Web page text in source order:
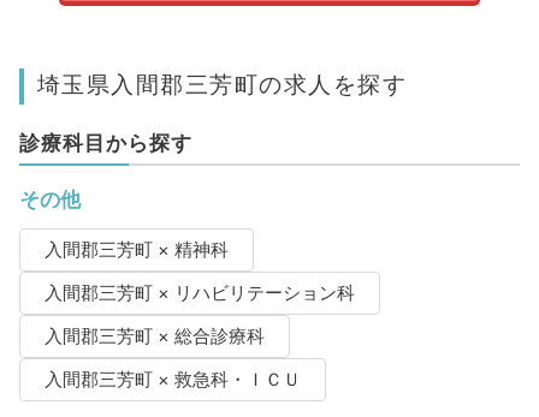
埼玉県入間郡三芳町の求人を探す
診療科目から探す
その他
入間郡三芳町 × 精神科
入間郡三芳町 × リハビリテーション科
入間郡三芳町 × 総合診療科
入間郡三芳町 × 救急科・ＩＣＵ